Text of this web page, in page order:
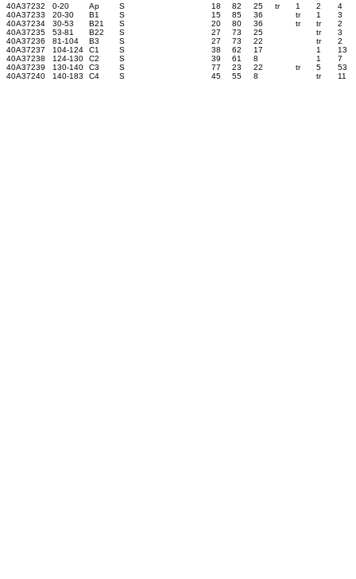
40A37232 0-20 Ap S 18 82 25 tr 1 2
4
40A37233
20-30 B1 S 15 85 36 tr 1
3
40A37234
30-53 B21 S 20 80 36 tr tr
2
40A37235
53-81 B22 S 27 73 25 tr
3
40A37236
81-104 B3 S 27 73 22 tr
2
40A37237
104-124 C1 S 38 62 17 1
13
40A37238
124-130 C2 S 39 61 8 1
7
40A37239
130-140 C3 S 77 23 22 tr 5
53
40A37240
140-183 C4 S 45 55 8 tr 11